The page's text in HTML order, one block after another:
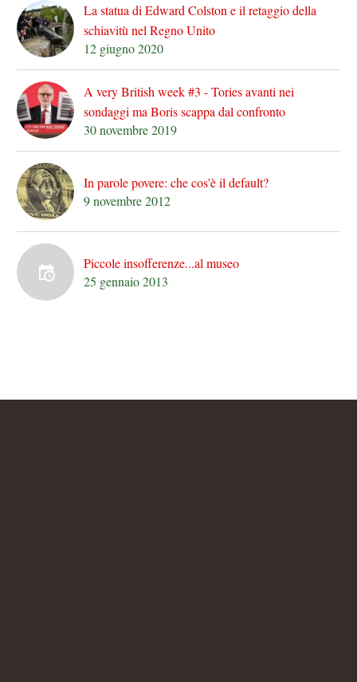
La statua di Edward Colston e il retaggio della
schiavitù nel Regno Unito
12 giugno 2020
A very British week #3 - Tories avanti nei
sondaggi ma Boris scappa dal confronto
30 novembre 2019
In parole povere: che cos'è il default?
9 novembre 2012
Piccole insofferenze...al museo
25 gennaio 2013